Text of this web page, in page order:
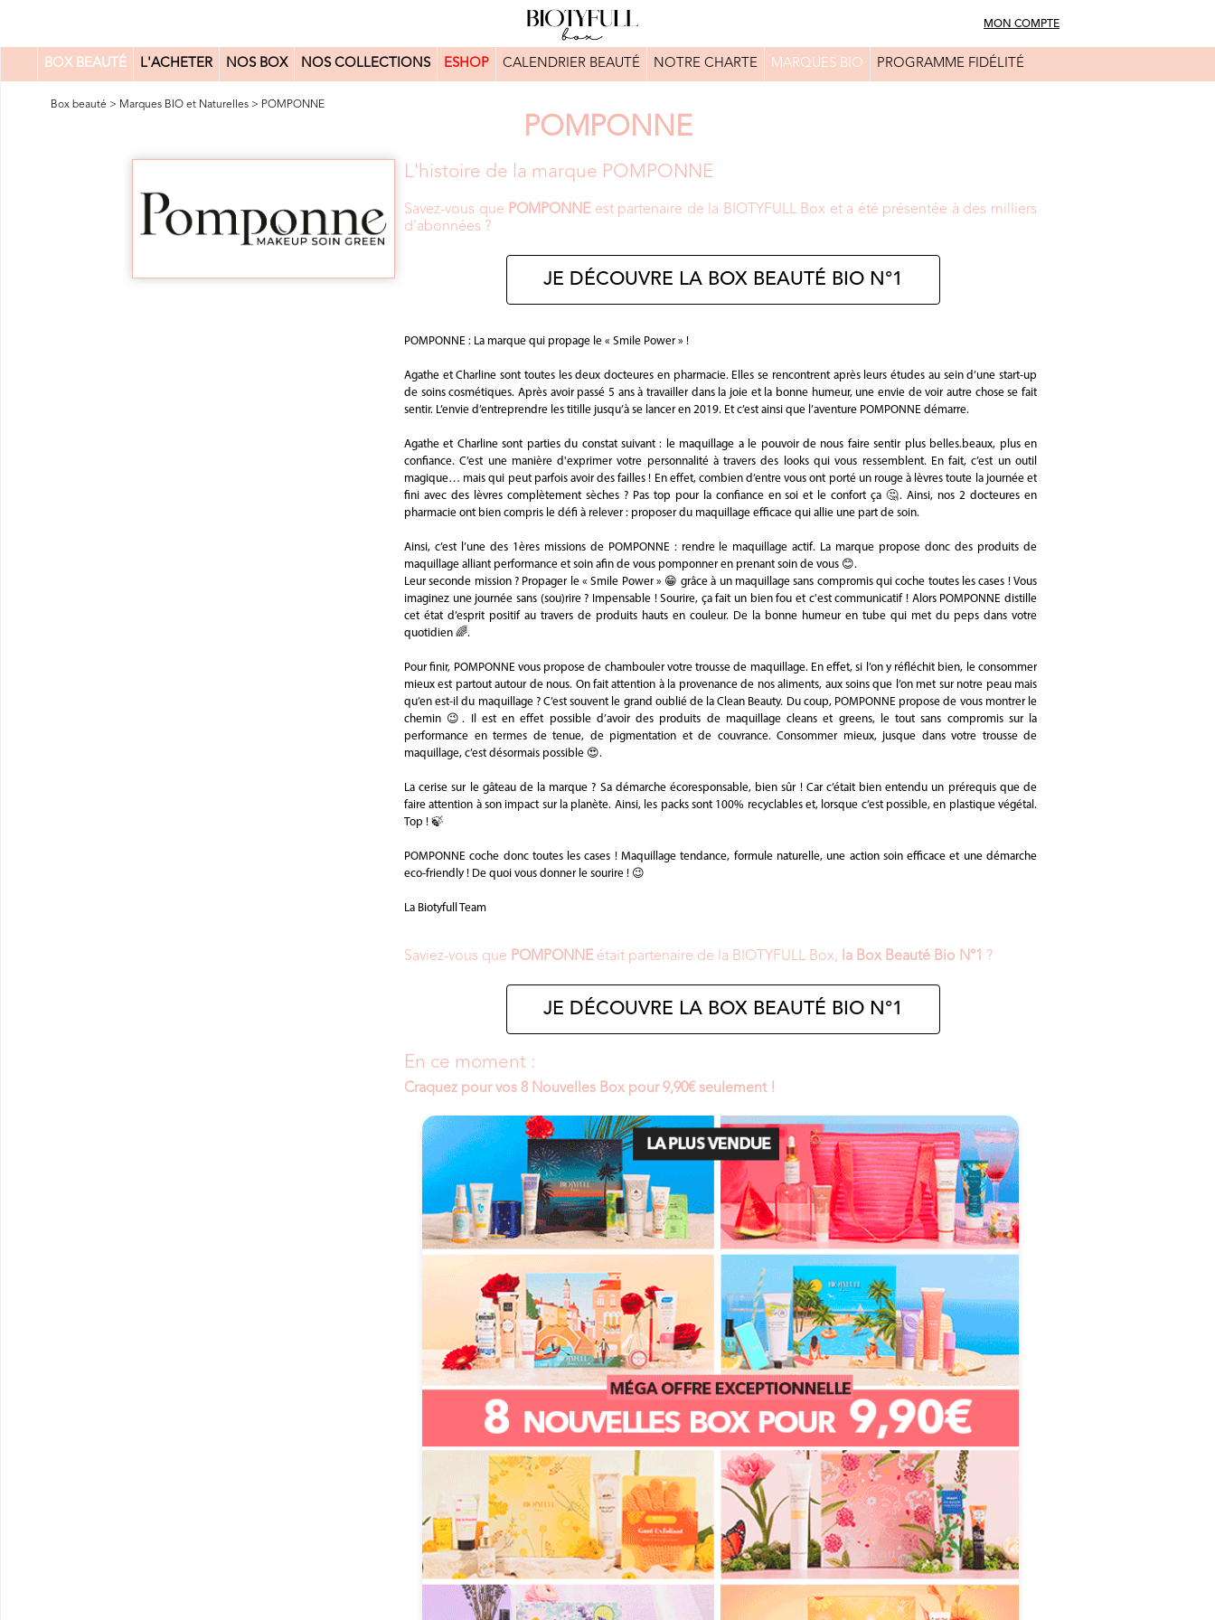
MON COMPTE
BOX BEAUTÉ L'ACHETER NOS BOX NOS COLLECTIONS ESHOP CALENDRIER BEAUTÉ NOTRE CHARTE MARQUES BIO PROGRAMME FIDÉLITÉ
0
Box beauté > Marques BIO et Naturelles > POMPONNE
POMPONNE
L'histoire de la marque POMPONNE
Savez-vous que POMPONNEest partenaire de la BIOTYFULL Box et a été présentée à des milliers
d'abonnées ?
JE DÉCOUVRE LA BOX BEAUTÉ BIO N°1
POMPONNE : La marque qui propage le « Smile Power » !
Agathe et Charline sont toutes les deux docteures en pharmacie. Elles se rencontrent après leurs études au sein d’une start-up
de soins cosmétiques. Après avoir passé 5 ans à travailler dans la joie et la bonne humeur, une envie de voir autre chose se fait
sentir. L’envie d’entreprendre les titille jusqu’à se lancer en 2019. Et c’est ainsi que l’aventure POMPONNE démarre.
Agathe et Charline sont parties du constat suivant : le maquillage a le pouvoir de nous faire sentir plus belles.beaux, plus en
confiance. C’est une manière d'exprimer votre personnalité à travers des looks qui vous ressemblent. En fait, c’est un outil
magique… mais qui peut parfois avoir des failles ! En effet, combien d’entre vous ont porté un rouge à lèvres toute la journée et
fini avec des lèvres complètement sèches ? Pas top pour la confiance en soi et le confort ça 🤔. Ainsi, nos 2 docteures en
pharmacie ont bien compris le défi à relever : proposer du maquillage efficace qui allie une part de soin.
Ainsi, c’est l’une des 1ères missions de POMPONNE : rendre le maquillage actif. La marque propose donc des produits de
maquillage alliant performance et soin afin de vous pomponner en prenant soin de vous 😊.
Leur seconde mission ? Propager le « Smile Power » 😁 grâce à un maquillage sans compromis qui coche toutes les cases ! Vous
imaginez une journée sans (sou)rire ? Impensable ! Sourire, ça fait un bien fou et c'est communicatif ! Alors POMPONNE distille
cet état d’esprit positif au travers de produits hauts en couleur. De la bonne humeur en tube qui met du peps dans votre
quotidien 🌈.
Pour finir, POMPONNE vous propose de chambouler votre trousse de maquillage. En effet, si l’on y réfléchit bien, le consommer
mieux est partout autour de nous. On fait attention à la provenance de nos aliments, aux soins que l’on met sur notre peau mais
qu’en est-il du maquillage ? C’est souvent le grand oublié de la Clean Beauty. Du coup, POMPONNE propose de vous montrer le
chemin 😉. Il est en effet possible d’avoir des produits de maquillage cleans et greens, le tout sans compromis sur la
performance en termes de tenue, de pigmentation et de couvrance. Consommer mieux, jusque dans votre trousse de
maquillage, c’est désormais possible 😍.
La cerise sur le gâteau de la marque ? Sa démarche écoresponsable, bien sûr ! Car c’était bien entendu un prérequis que de
faire attention à son impact sur la planète. Ainsi, les packs sont 100% recyclables et, lorsque c’est possible, en plastique végétal.
Top ! 🍃
POMPONNE coche donc toutes les cases ! Maquillage tendance, formule naturelle, une action soin efficace et une démarche
eco-friendly ! De quoi vous donner le sourire ! 😉
La Biotyfull Team
Saviez-vous que POMPONNEétait partenaire de la BIOTYFULL Box, la Box Beauté Bio N°1 ?
JE DÉCOUVRE LA BOX BEAUTÉ BIO N°1
En ce moment :
Craquez pour vos 8 Nouvelles Box pour 9,90€ seulement !